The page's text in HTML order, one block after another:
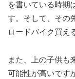
を書いている時期
す。そして、その
ロードバイク買え
また、上の子供も
可能性が高いです